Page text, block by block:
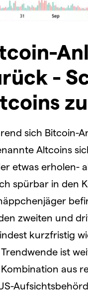
-
zu
sich Bitcoin-
Altcoins
etwas erholen-
spürbar in den
zweiten und
kurzfristig
Trendwende ist
Kombination aus